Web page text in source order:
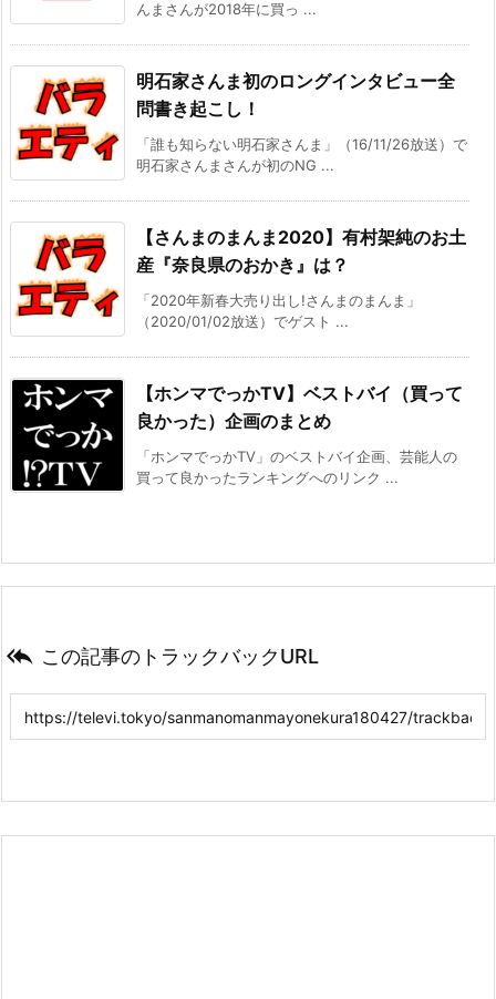
んまさんが2018年に買っ ...
明石家さんま初のロングインタビュー全
問書き起こし！
「誰も知らない明石家さんま」（16/11/26放送）で
明石家さんまさんが初のNG ...
【さんまのまんま2020】有村架純のお土
産『奈良県のおかき』は？
「2020年新春大売り出し!さんまのまんま」
（2020/01/02放送）でゲスト ...
【ホンマでっかTV】ベストバイ（買って
良かった）企画のまとめ
「ホンマでっかTV」のベストバイ企画、芸能人の
買って良かったランキングへのリンク ...
 この記事のトラックバックURL